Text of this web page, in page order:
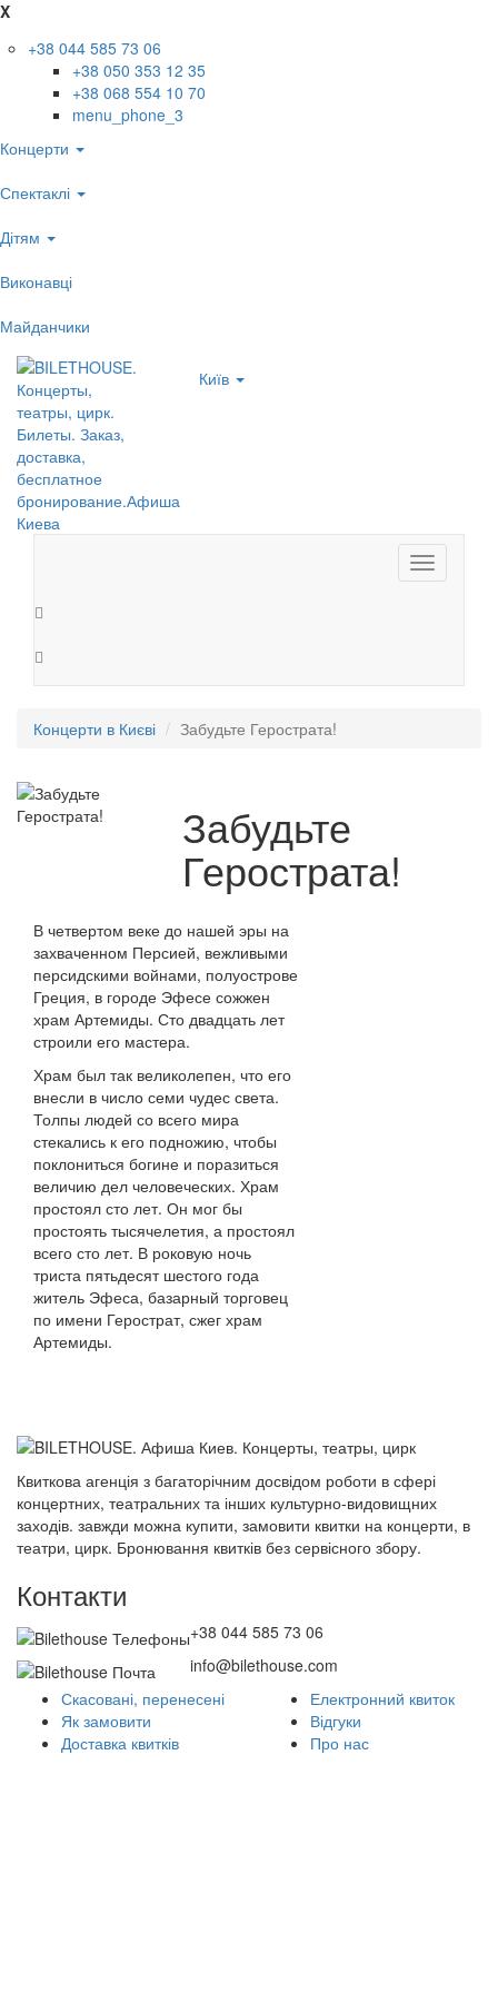
X
+38 044 585 73 06
+38 050 353 12 35
+38 068 554 10 70
menu_phone_3
Концерти
Спектаклі
Дітям
Виконавці
Майданчики
Київ
Toggle
navigation
Концерти в Києві Забудьте Герострата!
Забудьте
Герострата!
В четвертом веке до нашей эры на
захваченном Персией, вежливыми
персидскими войнами, полуострове
Греция, в городе Эфесе сожжен
храм Артемиды. Сто двадцать лет
строили его мастера.
Храм был так великолепен, что его
внесли в число семи чудес света.
Толпы людей со всего мира
стекались к его подножию, чтобы
поклониться богине и поразиться
величию дел человеческих. Храм
простоял сто лет. Он мог бы
простоять тысячелетия, а простоял
всего сто лет. В роковую ночь
триста пятьдесят шестого года
житель Эфеса, базарный торговец
по имени Герострат, сжег храм
Артемиды.
Квиткова агенція з багаторічним досвідом роботи в сфері
концертних, театральних та інших культурно-видовищних
заходів. завжди можна купити, замовити квитки на концерти, в
театри, цирк. Бронювання квитків без сервісного збору.
Контакти
+38 044 585 73 06
info@bilethouse.com
Скасовані, перенесені
Як замовити
Доставка квитків
Електронний квиток
Відгуки
Про нас